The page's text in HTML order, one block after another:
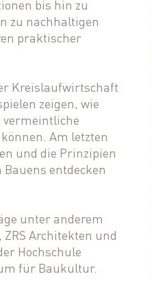
bis hin zu
zu nachhaltigen
praktischer
Kreislaufwirtschaft
zeigen, wie
vermeintliche
Am letzten
und die Prinzipien
entdecken
unter anderem
Architekten und
Hochschule
für Baukultur.